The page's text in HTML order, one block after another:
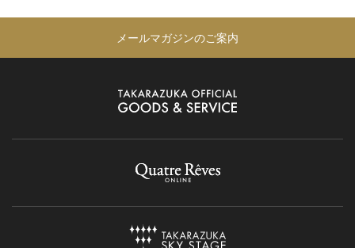
メールマガジンのご案内